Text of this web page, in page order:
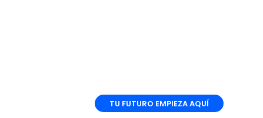
TU FUTURO EMPIEZA AQUÍ